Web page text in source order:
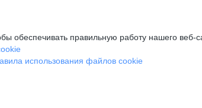
обеспечивать правильную работу нашего веб-
использования файлов cookie